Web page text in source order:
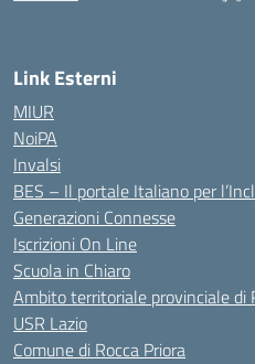
Link Esterni
MIUR
NoiPA
Invalsi
BES – Il portale Italiano per
Generazioni Connesse
Iscrizioni On Line
Scuola in Chiaro
Ambito territoriale provinciale di
USR Lazio
Comune di Rocca Priora